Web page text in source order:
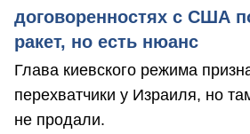
договоренностях с США
ракет, но есть нюанс
Глава киевского режима
перехватчики у Израиля, но
не продали.